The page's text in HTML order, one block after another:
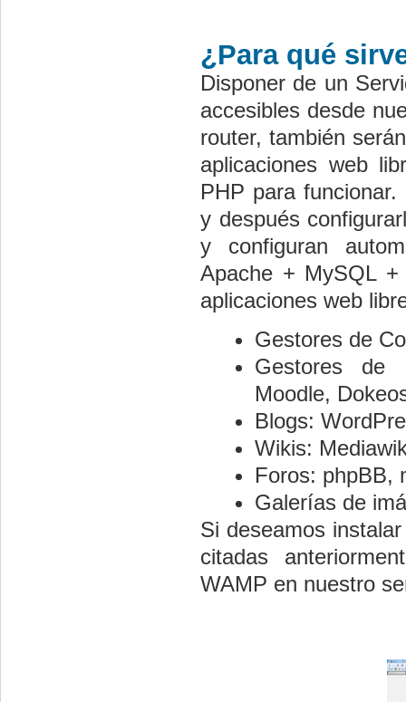
¿Para qué
Disponer de un
accesibles desde
router, también
aplicaciones web
PHP para
y después
y configuran
Apache + MySQL
aplicaciones web
Gestores de
Gestores de
Moodle,
Blogs:
Wikis:
Foros: phpBB,
Galerías de
Si deseamos
citadas
WAMP en nuestro